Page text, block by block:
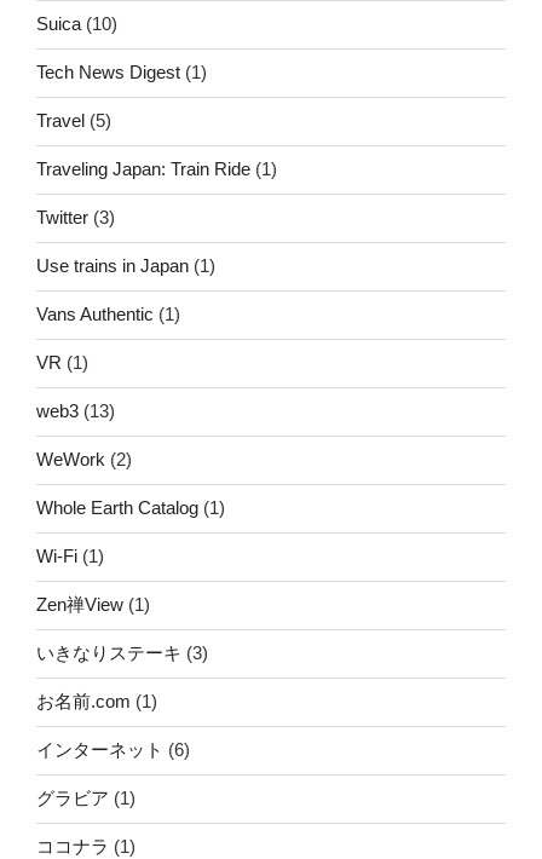
Suica (10)
Tech News Digest (1)
Travel (5)
Traveling Japan: Train Ride (1)
Twitter (3)
Use trains in Japan (1)
Vans Authentic (1)
VR (1)
web3 (13)
WeWork (2)
Whole Earth Catalog (1)
Wi-Fi (1)
Zen禅View (1)
いきなりステーキ (3)
お名前.com (1)
インターネット (6)
グラビア (1)
ココナラ (1)